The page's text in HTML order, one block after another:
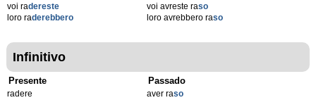
voi radereste
loro raderebbero
voi avreste raso
loro avrebbero raso
Infinitivo
Presente
radere
Passado
aver raso